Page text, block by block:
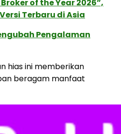
of the Year 2026”,
Terbaru di Asia
Pengalaman
hias ini memberikan
beragam manfaat